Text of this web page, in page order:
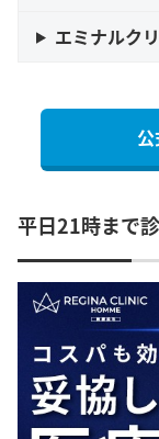
エミナルク
平日21時まで